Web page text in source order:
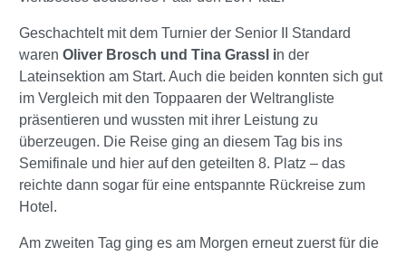
Geschachtelt mit dem Turnier der Senior II Standard
waren Oliver Brosch und Tina Grassl in der
Lateinsektion am Start. Auch die beiden konnten sich gut
im Vergleich mit den Toppaaren der Weltrangliste
präsentieren und wussten mit ihrer Leistung zu
überzeugen. Die Reise ging an diesem Tag bis ins
Semifinale und hier auf den geteilten 8. Platz – das
reichte dann sogar für eine entspannte Rückreise zum
Hotel.
Am zweiten Tag ging es am Morgen erneut zuerst für die